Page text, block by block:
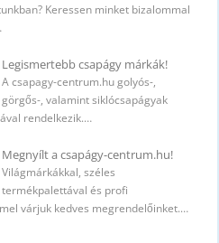
Keressen minket bizalommal
Legismertebb csapágy márkák!
A csapagy-centrum.hu golyós-,
görgős-, valamint siklócsapágyak
rendelkezik.…
Megnyílt a csapágy-centrum.hu!
Világmárkákkal, széles
termékpalettával és profi
várjuk kedves megrendelőinket.…